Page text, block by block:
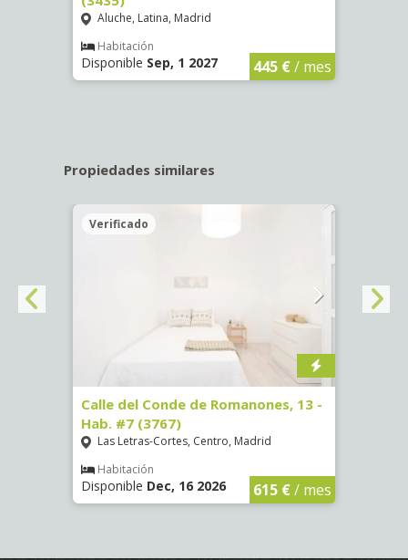
Aluche, Latina, Madrid
Habitación
Disponible Sep, 1 2027 445 €/ mes
Propiedades similares
Verificado
Calle del Conde de Romanones, 13 -
Hab. #7 (3767)
Las Letras-Cortes, Centro, Madrid
Habitación
Disponible Dec, 16 2026 615 €/ mes